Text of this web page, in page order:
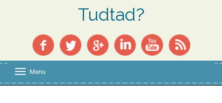
Tudtad?
Menu